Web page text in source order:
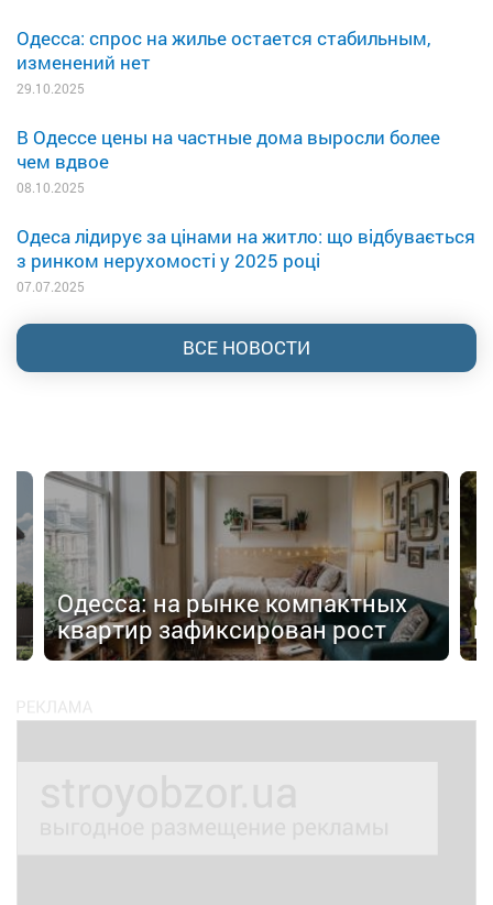
Одесса: спрос на жилье остается стабильным,
изменений нет
29.10.2025
В Одессе цены на частные дома выросли более
чем вдвое
08.10.2025
Одеса лідирує за цінами на житло: що відбувається
з ринком нерухомості у 2025 році
07.07.2025
ВСЕ НОВОСТИ
Одесса: на рынке компактных
квартир зафиксирован рост